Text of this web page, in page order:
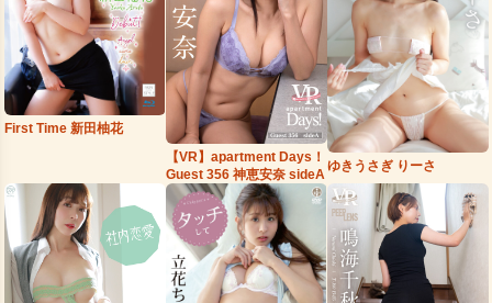
First Time 新田柚花
【VR】apartment Days！
Guest 356 神恵安奈 sideA
ゆきうさぎ りーさ